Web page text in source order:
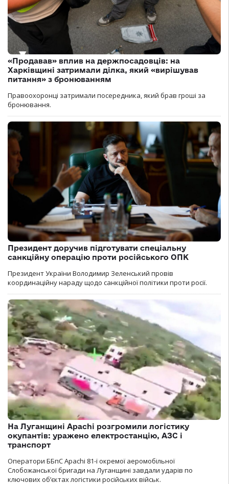
«Продавав» вплив на держпосадовців: на
Харківщині затримали ділка, який «вирішував
питання» з бронюванням
Правоохоронці затримали посередника, який брав гроші за
бронювання.
Президент доручив підготувати спеціальну
санкційну операцію проти російського ОПК
Президент України Володимир Зеленський провів
координаційну нараду щодо санкційної політики проти росії.
На Луганщині Apachi розгромили логістику
окупантів: уражено електростанцію, АЗС і
транспорт
Оператори ББпС Apachi 81-ї окремої аеромобільної
Слобожанської бригади на Луганщині завдали ударів по
ключових об’єктах логістики російських військ.